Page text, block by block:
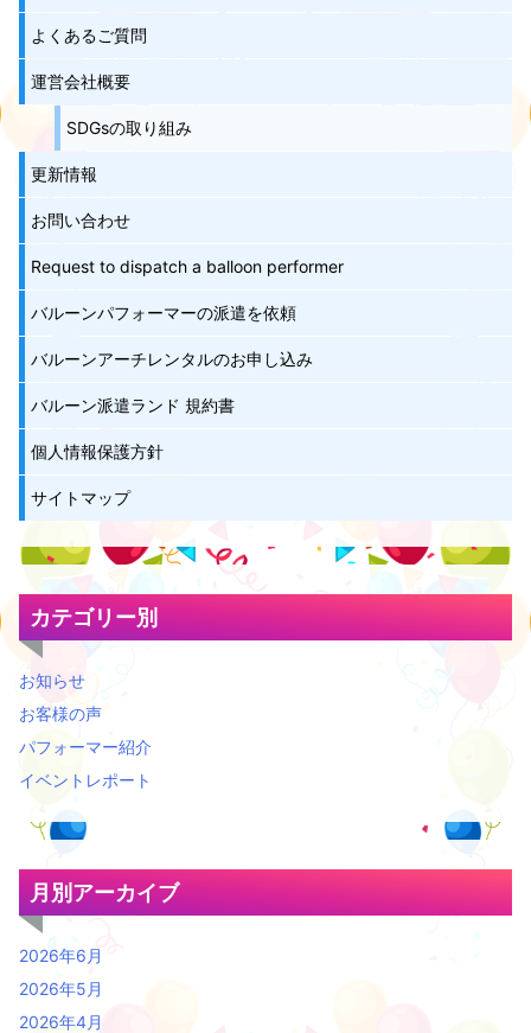
よくあるご質問
運営会社概要
SDGsの取り組み
更新情報
お問い合わせ
Request to dispatch a balloon performer
バルーンパフォーマーの派遣を依頼
バルーンアーチレンタルのお申し込み
バルーン派遣ランド 規約書
個人情報保護方針
サイトマップ
カテゴリー別
お知らせ
お客様の声
パフォーマー紹介
イベントレポート
月別アーカイブ
2026年6月
2026年5月
2026年4月